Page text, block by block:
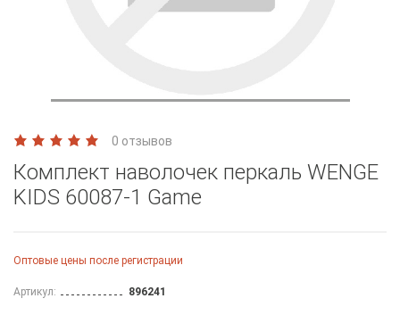
0 отзывов
Комплект наволочек перкаль WENGE
KIDS 60087-1 Game
Оптовые цены после регистрации
Артикул: 896241